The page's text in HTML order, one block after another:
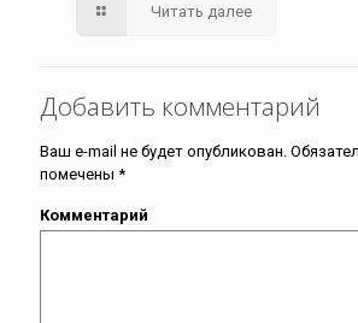
Читать далее
Добавить комментарий
Ваш e-mail не будет опубликован.
помечены *
Комментарий